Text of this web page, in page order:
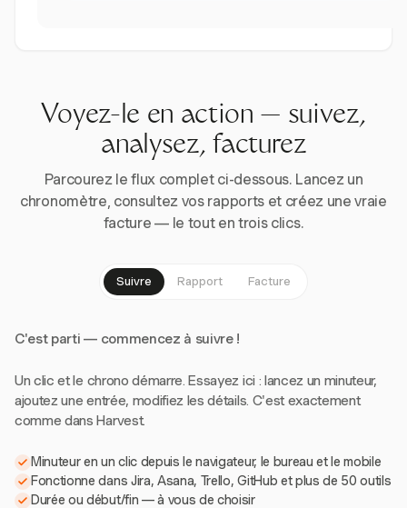
Voyez-le en action — suivez,
analysez, facturez
Parcourez le flux complet ci-dessous. Lancez un
chronomètre, consultez vos rapports et créez une vraie
facture — le tout en trois clics.
Suivre Rapport Facture
C'est parti — commencez à suivre !
Un clic et le chrono démarre. Essayez ici : lancez un minuteur,
ajoutez une entrée, modifiez les détails. C'est exactement
comme dans Harvest.
Minuteur en un clic depuis le navigateur, le bureau et le mobile
Fonctionne dans Jira, Asana, Trello, GitHub et plus de 50 outils
Durée ou début/fin — à vous de choisir